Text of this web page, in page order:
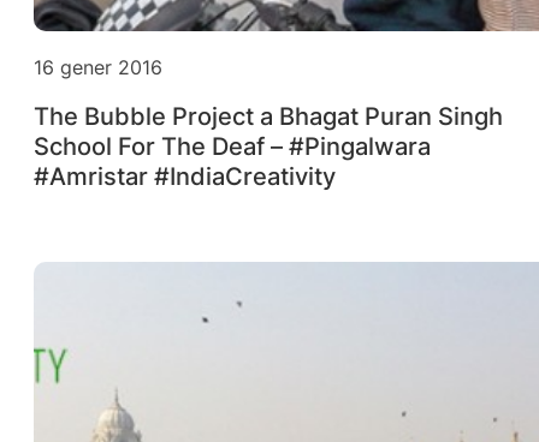
16 gener 2016
The Bubble Project a Bhagat Puran Singh
School For The Deaf – #Pingalwara
#Amristar #IndiaCreativity